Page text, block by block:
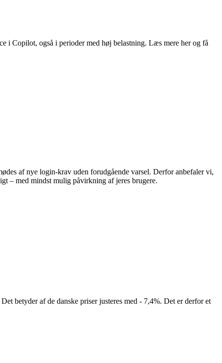
i Copilot, også i perioder med høj belastning. Læs mere her og få
af nye login‑krav uden forudgående varsel. Derfor anbefaler vi,
– med mindst mulig påvirkning af jeres brugere.
betyder af de danske priser justeres med - 7,4%. Det er derfor et